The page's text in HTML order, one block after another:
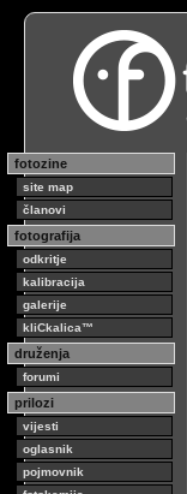
fotozine
site map
članovi
fotografija
odkritje
kalibracija
galerije
kliCkalica™
druženja
forumi
prilozi
vijesti
oglasnik
pojmovnik